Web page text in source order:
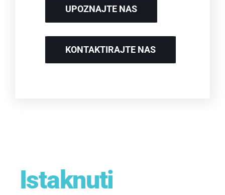
UPOZNAJTE NAS
KONTAKTIRAJTE NAS
Istaknuti